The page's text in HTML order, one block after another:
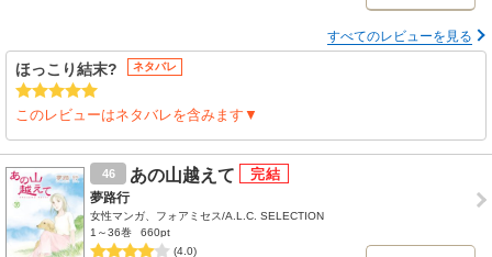
すべてのレビューを見る
ほっこり結末? ネタバレ
このレビューはネタバレを含みます▼
46 あの山越えて
夢路行
女性マンガ、フォアミセス/A.L.C. SELECTION
1～36巻
660pt
(4.0)